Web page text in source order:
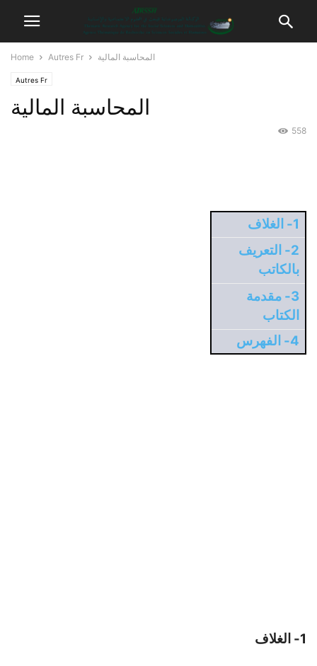
Home Autres Fr المحاسبة المالية
Autres Fr
المحاسبة المالية
558
1- الغلاف
2- التعريف
بالكاتب
3- مقدمة
الكتاب
4- الفهرس
1- الغلاف